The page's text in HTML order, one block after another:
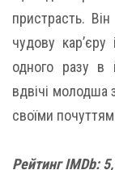
пристрасть.
чудову
одного разу в
вдвічі молодша
своїми
РейтингIMDb: